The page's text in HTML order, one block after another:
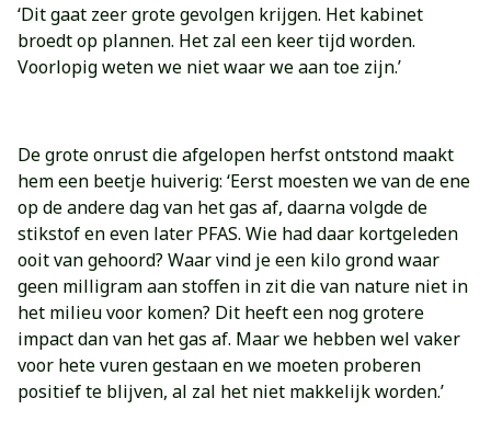
‘Dit gaat zeer grote gevolgen krijgen. Het kabinet
broedt op plannen. Het zal een keer tijd worden.
Voorlopig weten we niet waar we aan toe zijn.’
De grote onrust die afgelopen herfst ontstond maakt
hem een beetje huiverig: ‘Eerst moesten we van de ene
op de andere dag van het gas af, daarna volgde de
stikstof en even later PFAS. Wie had daar kortgeleden
ooit van gehoord? Waar vind je een kilo grond waar
geen milligram aan stoffen in zit die van nature niet in
het milieu voor komen? Dit heeft een nog grotere
impact dan van het gas af. Maar we hebben wel vaker
voor hete vuren gestaan en we moeten proberen
positief te blijven, al zal het niet makkelijk worden.’